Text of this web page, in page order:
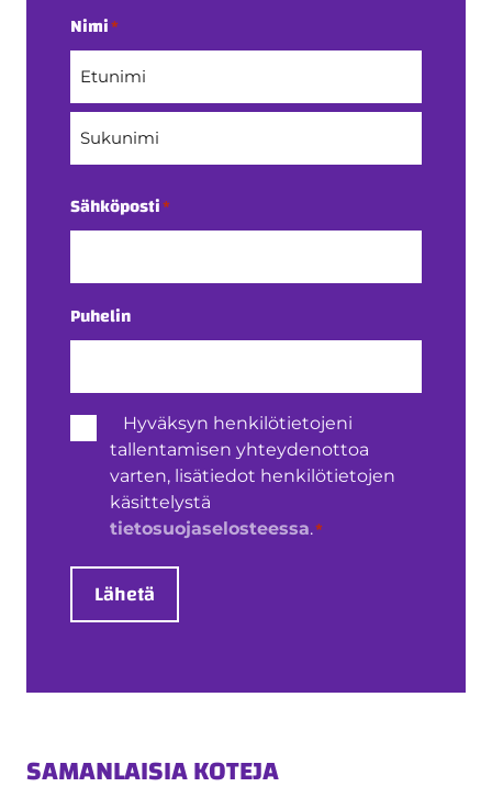
Nimi*
Etunimi
Sähköposti*
Puhelin
Henkilötietojen
käsittely*
Hyväksyn henkilötietojeni
tallentamisen yhteydenottoa
varten, lisätiedot henkilötietojen
käsittelystä
tietosuojaselosteessa.*
Lähetä
SAMANLAISIA KOTEJA